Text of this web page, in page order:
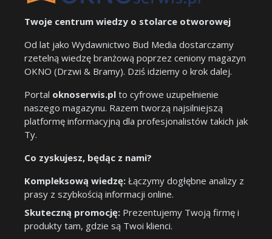
Twoje centrum wiedzy o stolarce otworowej
Od lat jako Wydawnictwo Bud Media dostarczamy
rzetelną wiedzę branżową poprzez ceniony magazyn
OKNO (Drzwi & Bramy). Dziś idziemy o krok dalej.
Portal oknoserwis.pl to cyfrowe uzupełnienie
naszego magazynu. Razem tworzą najsilniejszą
platformę informacyjną dla profesjonalistów takich jak
Ty.
Co zyskujesz, będąc z nami?
Kompleksową wiedzę: Łączymy dogłębne analizy z
prasy z szybkością informacji online.
Skuteczną promocję: Prezentujemy Twoją firmę i
produkty tam, gdzie są Twoi klienci.